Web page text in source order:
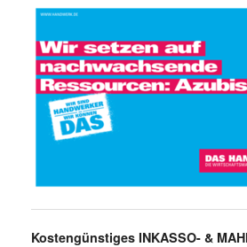
Kostengünstiges INKASSO- &